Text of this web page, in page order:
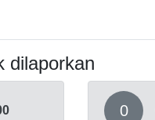
dilaporkan
0